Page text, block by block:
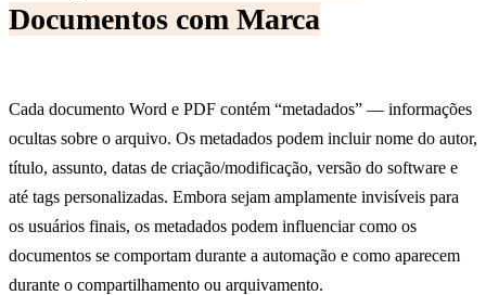
Documentos com Marca
Cada documento Word e PDF contém “metadados” — informações
ocultas sobre o arquivo. Os metadados podem incluir nome do autor,
título, assunto, datas de criação/modificação, versão do software e
até tags personalizadas. Embora sejam amplamente invisíveis para
os usuários finais, os metadados podem influenciar como os
documentos se comportam durante a automação e como aparecem
durante o compartilhamento ou arquivamento.